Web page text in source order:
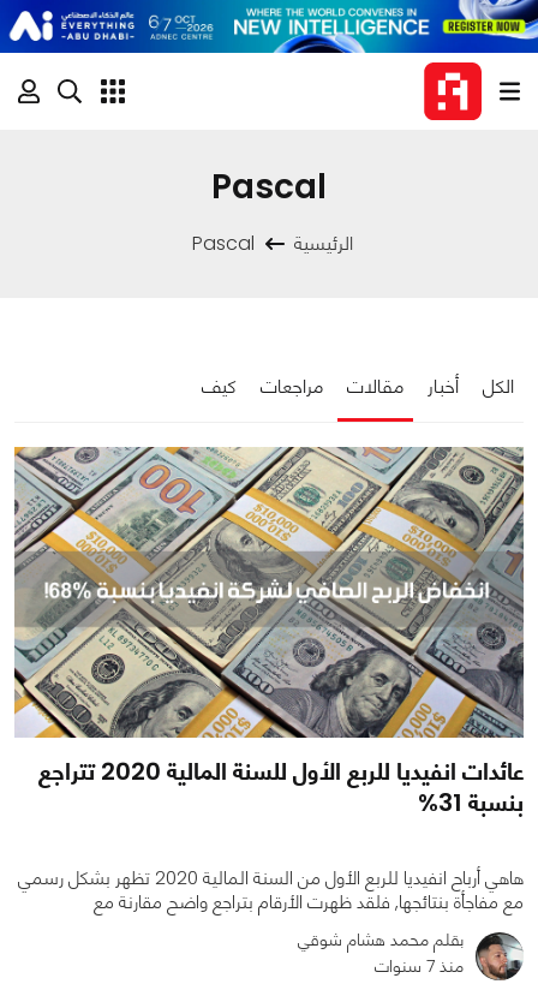
Pascal
الرئيسية Pascal
الكل أخبار مقالات مراجعات كيف
عائدات انفيديا للربع الأول للسنة المالية 2020 تتراجع
بنسبة 31%
هاهي أرباح انفيديا للربع الأول من السنة المالية 2020 تظهر بشكل رسمي
مع مفاجأة بنتائجها, فلقد ظهرت الأرقام بتراجع واضح مقارنة مع
بقلم محمد هشام شوقي
منذ 7 سنوات